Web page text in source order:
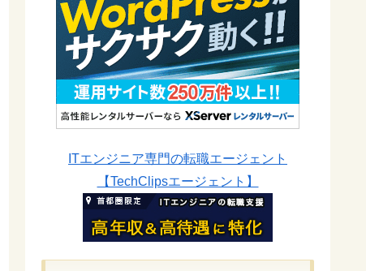
ITエンジニア専門の転職エージェント
【TechClipsエージェント】